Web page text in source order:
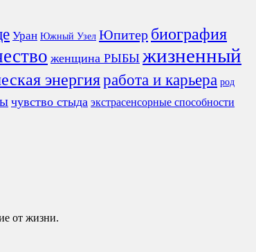
Уран Южный Узел Юпитер биография
женщина РЫБЫ жизненный
энергияработа и карьера род
чувство стыда экстрасенсорные способности
от жизни.